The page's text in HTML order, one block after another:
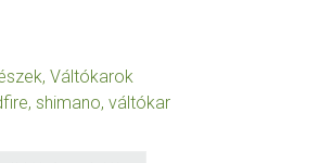
, Váltókarok
, shimano, váltókar